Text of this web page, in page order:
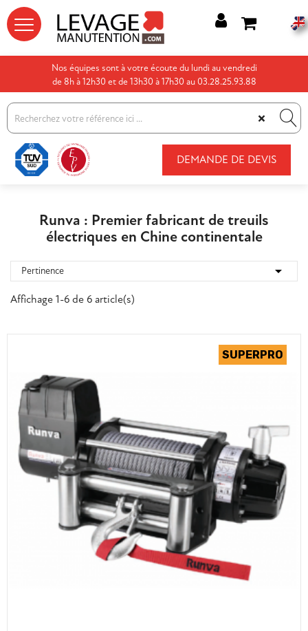
Nos équipes sont à votre écoute du lundi au vendredi
de 8h à 12h30 et de 13h30 à 17h30 au 03.28.25.93.88
×
DEMANDE DE DEVIS
Runva : Premier fabricant de treuils
électriques en Chine continentale
Pertinence 
Affichage 1-6 de 6 article(s)